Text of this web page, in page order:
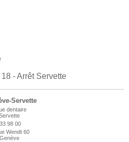
- Arrêt Servette
Servette
dentaire
98 00
Wendt 60